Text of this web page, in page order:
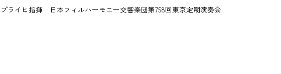
ライヒ指揮 日本フィルハーモニー交響楽団第758回東京定期演奏会